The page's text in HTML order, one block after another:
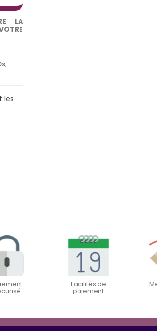
LA
,
les
Facilités de
paiement